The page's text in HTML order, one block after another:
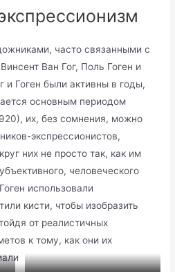
часто связанными с
Ван Гог, Поль Гоген и
и Гоген были активны в годы,
основным периодом
их, без сомнения, можно
экспрессионистов,
них не просто так, как им
человеческого
использовали
кисти, чтобы изобразить
от реалистичных
к тому, как они их